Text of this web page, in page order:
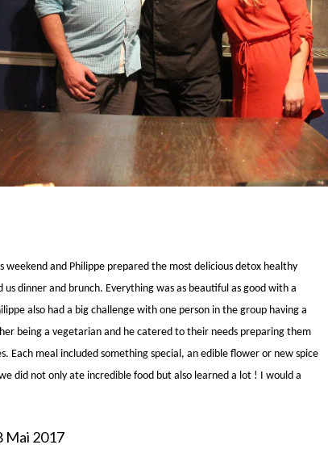
weekend and Philippe prepared the most delicious detox healthy
us dinner and brunch. Everything was as beautiful as good with a
also had a big challenge with one person in the group having a
being a vegetarian and he catered to their needs preparing them
Each meal included something special, an edible flower or new spice
did not only ate incredible food but also learned a lot ! I would a
Mai 2017